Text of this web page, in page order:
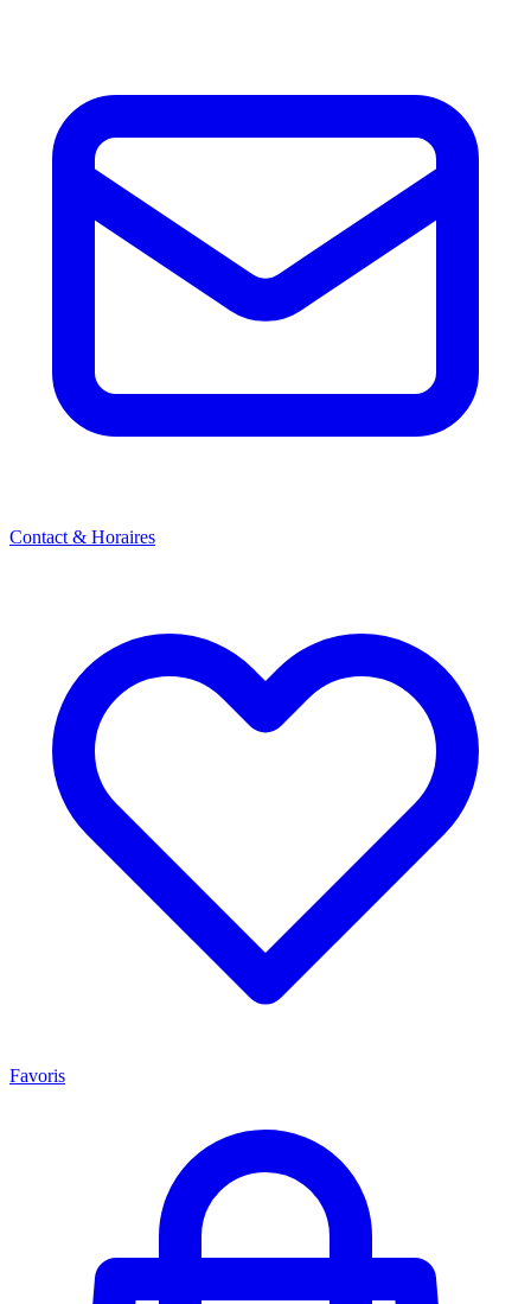
Contact & Horaires
Favoris